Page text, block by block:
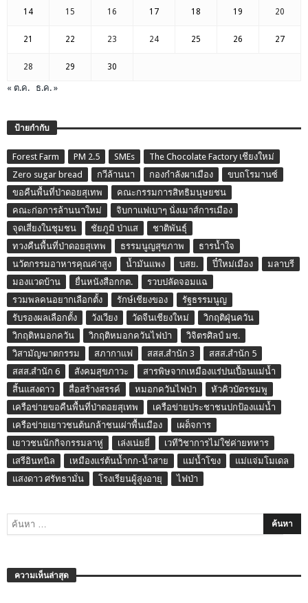
14 15 16 17 18 19 20
21 22 23 24 25 26 27
28 29 30
« ต.ค. ธ.ค. »
ป้ายกำกับ
Forest Farm PM 2.5 SMEs
The Chocolate Factory เชียงใหม่
Zero sugar bread
กวีล้านนา กองกำลังผาเมือง
ขบถโรมานซ์
ขอคืนพื้นที่ป่าดอยสุเทพ
คณะกรรมการสิทธิมนุษยชน
คณะก่อการล้านนาใหม่
จิบกาแฟเบาๆ นั่งเมาส์การเมือง
จุดเสี่ยงในชุมชน
ชัยภูมิ ป่าแส
ชาติพันธุ์
ทวงคืนพื้นที่ป่าดอยสุเทพ
ธรรมนูญสุขภาพ
ธารน้ำใจ
นวัตกรรมอาหารคุณค่าสูง
น้ำมันแพง บสย. ปี๋ใหม่เมือง
มลาบรี
มองแวดบ้าน
ยื่นหนังสือกกต.
รวบปลัดจอมแฉ
รวมพลคนอยากเลือกตั้ง
รักษ์เชียงของ
รัฐธรรมนูญ
รับรองผลเลือกตั้ง
วังเวียง วัดจีนเชียงใหม่
วิกฤติฝุ่นควัน
วิกฤติหมอกควัน
วิกฤติหมอกควันไฟป่า
วิจิตรศิลป์ มช.
วิสามัญฆาตกรรม
สภากาแฟ สสส.สำนัก 3
สสส.สำนัก 5
สสส.สำนัก 6
สังคมสุขภาวะ
สารพิษจากเหมืองแร่ปนเปื้อนแม่น้ำ
สิ้นแสงดาว
สื่อสร้างสรรค์ หมอกควันไฟป่า
หัวคิวบัตรชมพู
เครือข่ายขอคืนพื้นที่ป่าดอยสุเทพ
เครือข่ายประชาชนปกป้องแม่น้ำ
เครือข่ายเยาวชนต้นกล้าชนเผ่าพื้นเมือง
เผด็จการ
เยาวชนนักกิจกรรมลาหู่
เล่งเน่ยยี่
เวทีวิชาการไม่ใช่ค่ายทหาร
เสรีอินทนิล
เหมืองแร่ต้นน้ำกก-น้ำสาย แม่น้ำโขง
แม่แจ่มโมเดล
แสงดาว ศรัทธามั่น
โรงเรียนผู้สูงอายุ ไฟป่า
ความเห็นล่าสุด